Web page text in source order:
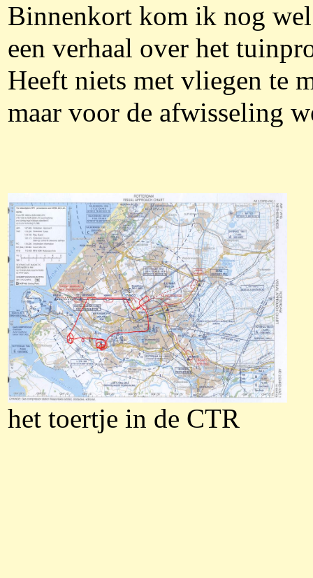
Binnenkort kom ik nog
een verhaal over het
Heeft niets met vliegen te
maar voor de afwisseling
het toertje in de CTR